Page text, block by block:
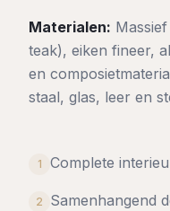
Materialen:
teak), eiken fineer,
en
staal, glas, leer en
1 Complete
2
Samenhangend